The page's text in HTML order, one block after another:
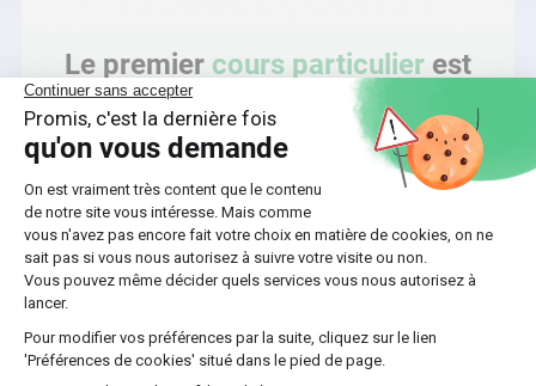
Le premier cours particulier est
offert !
J’EN PROFITE MAINTENANT
Comment aider mon ado dans
l’apprentissage de la conduite ?